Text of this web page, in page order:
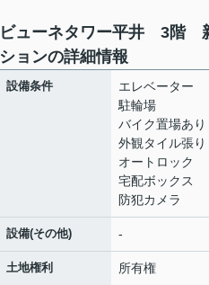
ビューネタワー平井 3
ションの詳細情報
設備条件
エレベーター
駐輪場
バイク置場あり
外観タイル張り
オートロック
宅配ボックス
防犯カメラ
設備(その他) -
土地権利 所有権